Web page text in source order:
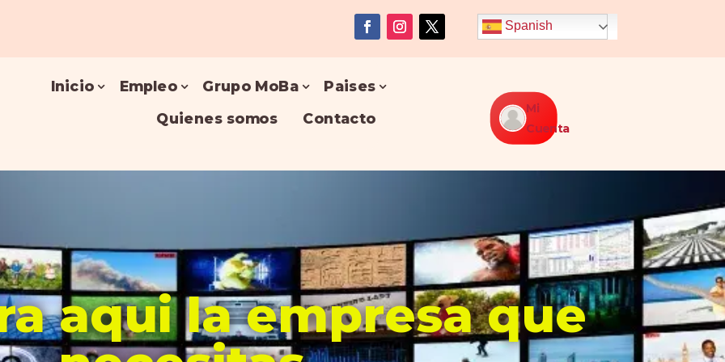
Spanish
Inicio Empleo Grupo MoBa
Paises
Quienes somos
Contacto
Mi
Cuenta
aqui la empresa que